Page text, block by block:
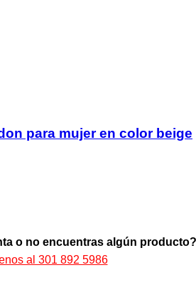
para mujer en color beige
o no encuentras algún producto?
al 301 892 5986